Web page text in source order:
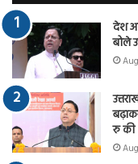
देश
बोले
रु की